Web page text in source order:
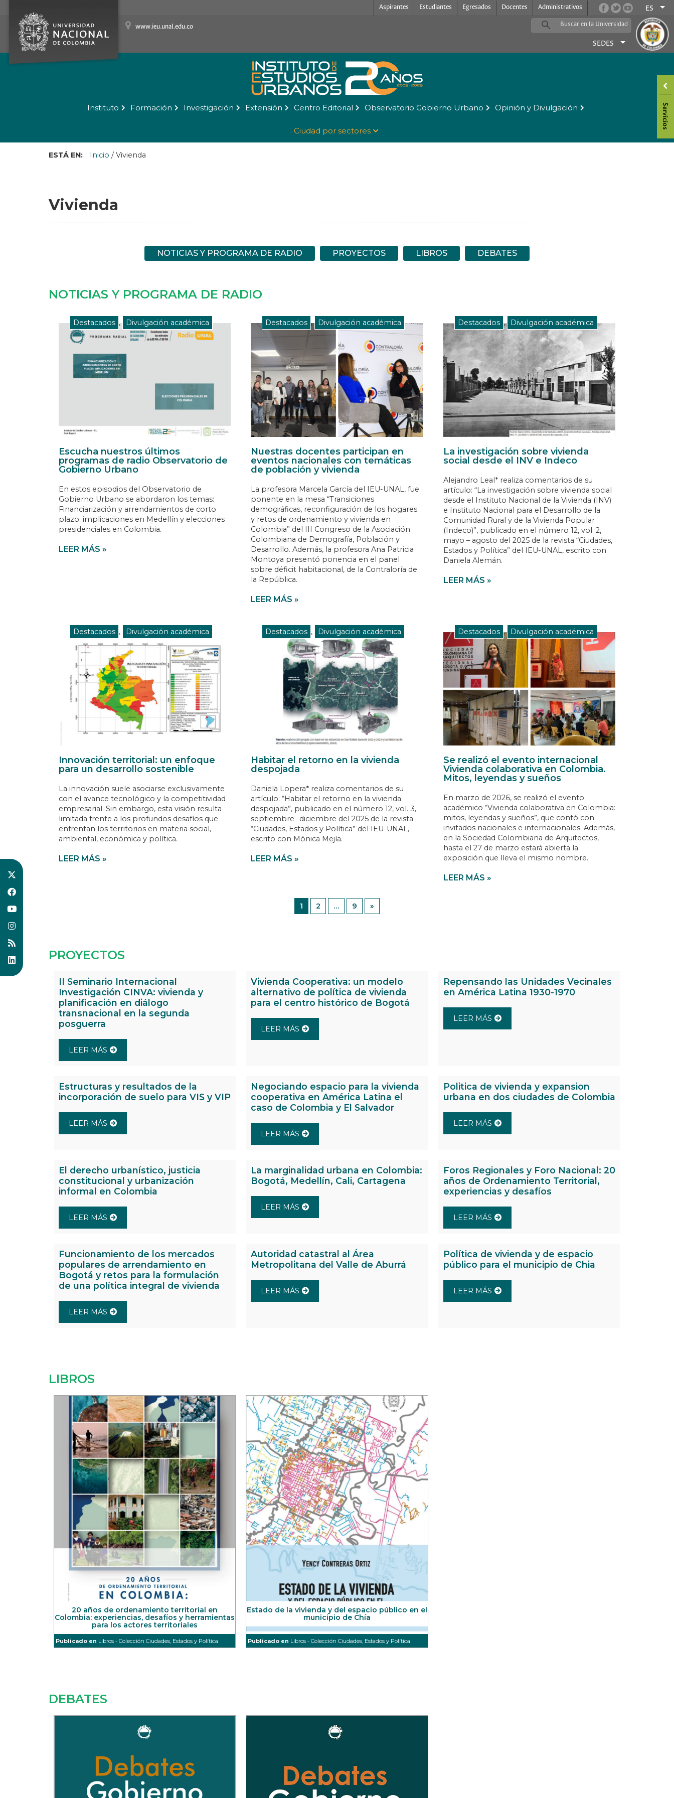
Aspirantes Estudiantes Egresados Docentes Administrativos ES
www.ieu.unal.edu.co
SEDES
Instituto Formación Investigación Extensión Centro Editorial Observatorio Gobierno Urbano Opinión y Divulgación
Ciudad por sectores
ESTÁ EN: Inicio /Vivienda
Vivienda
NOTICIAS Y PROGRAMA DE RADIO PROYECTOS LIBROS DEBATES
NOTICIAS Y PROGRAMA DE RADIO
Destacados , Divulgación académica
Escucha nuestros últimos
programas de radio Observatorio de
Gobierno Urbano
En estos episodios del Observatorio de
Gobierno Urbano se abordaron los temas:
Financiarización y arrendamientos de corto
plazo: implicaciones en Medellín y elecciones
presidenciales en Colombia.
LEER MÁS »
Destacados , Divulgación académica
Nuestras docentes participan en
eventos nacionales con temáticas
de población y vivienda
La profesora Marcela García del IEU-UNAL, fue
ponente en la mesa “Transiciones
demográficas, reconfiguración de los hogares
y retos de ordenamiento y vivienda en
Colombia” del III Congreso de la Asociación
Colombiana de Demografía, Población y
Desarrollo. Además, la profesora Ana Patricia
Montoya presentó ponencia en el panel
sobre déficit habitacional, de la Contraloría de
la República.
LEER MÁS »
Destacados , Divulgación académica
La investigación sobre vivienda
social desde el INV e Indeco
Alejandro Leal* realiza comentarios de su
artículo: “La investigación sobre vivienda social
desde el Instituto Nacional de la Vivienda (INV)
e Instituto Nacional para el Desarrollo de la
Comunidad Rural y de la Vivienda Popular
(Indeco)”, publicado en el número 12, vol. 2,
mayo – agosto del 2025 de la revista “Ciudades,
Estados y Política” del IEU-UNAL, escrito con
Daniela Alemán.
LEER MÁS »
Destacados , Divulgación académica
Innovación territorial: un enfoque
para un desarrollo sostenible
La innovación suele asociarse exclusivamente
con el avance tecnológico y la competitividad
empresarial. Sin embargo, esta visión resulta
limitada frente a los profundos desafíos que
enfrentan los territorios en materia social,
ambiental, económica y política.
LEER MÁS »
Destacados , Divulgación académica
Habitar el retorno en la vivienda
despojada
Daniela Lopera* realiza comentarios de su
artículo: “Habitar el retorno en la vivienda
despojada”, publicado en el número 12, vol. 3,
septiembre -diciembre del 2025 de la revista
“Ciudades, Estados y Política” del IEU-UNAL,
escrito con Mónica Mejía.
LEER MÁS »
Destacados , Divulgación académica
Se realizó el evento internacional
Vivienda colaborativa en Colombia.
Mitos, leyendas y sueños
En marzo de 2026, se realizó el evento
académico “Vivienda colaborativa en Colombia:
mitos, leyendas y sueños”, que contó con
invitados nacionales e internacionales. Además,
en la Sociedad Colombiana de Arquitectos,
hasta el 27 de marzo estará abierta la
exposición que lleva el mismo nombre.
LEER MÁS »
1 2 … 9 »
PROYECTOS
II Seminario Internacional
Investigación CINVA: vivienda y
planificación en diálogo
transnacional en la segunda
posguerra
LEER MÁS
Vivienda Cooperativa: un modelo
alternativo de política de vivienda
para el centro histórico de Bogotá
LEER MÁS
Repensando las Unidades Vecinales
en América Latina 1930-1970
LEER MÁS
Estructuras y resultados de la
incorporación de suelo para VIS y VIP
LEER MÁS
Negociando espacio para la vivienda
cooperativa en América Latina el
caso de Colombia y El Salvador
LEER MÁS
Politica de vivienda y expansion
urbana en dos ciudades de Colombia
LEER MÁS
El derecho urbanístico, justicia
constitucional y urbanización
informal en Colombia
LEER MÁS
La marginalidad urbana en Colombia:
Bogotá, Medellín, Cali, Cartagena
LEER MÁS
Foros Regionales y Foro Nacional: 20
años de Ordenamiento Territorial,
experiencias y desafíos
LEER MÁS
Funcionamiento de los mercados
populares de arrendamiento en
Bogotá y retos para la formulación
de una política integral de vivienda
LEER MÁS
Autoridad catastral al Área
Metropolitana del Valle de Aburrá
LEER MÁS
Política de vivienda y de espacio
público para el municipio de Chia
LEER MÁS
LIBROS
20 años de ordenamiento territorial en
Colombia: experiencias, desafíos y herramientas
para los actores territoriales
Publicado en Libros - Colección Ciudades, Estados y Política
Estado de la vivienda y del espacio público en el
municipio de Chía
Publicado en Libros - Colección Ciudades, Estados y Política
DEBATES